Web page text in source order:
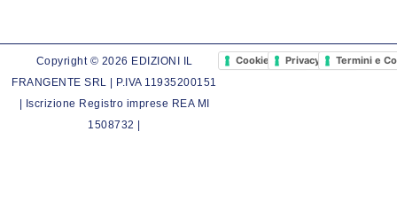
Copyright © 2026 EDIZIONI IL
FRANGENTE SRL | P.IVA 11935200151
| Iscrizione Registro imprese REA MI
1508732 |
Cookie PolicyPrivacy PolicyTermini e